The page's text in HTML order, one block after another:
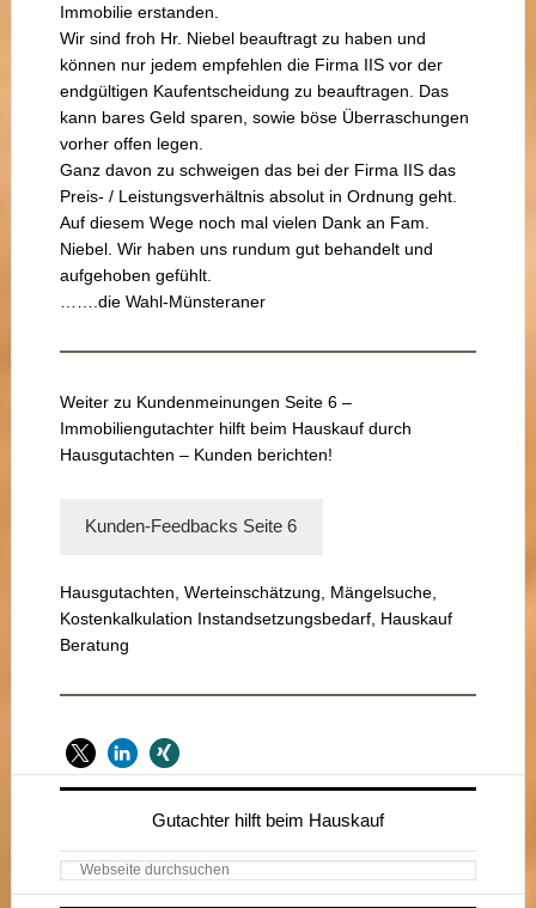
Immobilie erstanden.
Wir sind froh Hr. Niebel beauftragt zu haben und
können nur jedem empfehlen die Firma IIS vor der
endgültigen Kaufentscheidung zu beauftragen. Das
kann bares Geld sparen, sowie böse Überraschungen
vorher offen legen.
Ganz davon zu schweigen das bei der Firma IIS das
Preis- / Leistungsverhältnis absolut in Ordnung geht.
Auf diesem Wege noch mal vielen Dank an Fam.
Niebel. Wir haben uns rundum gut behandelt und
aufgehoben gefühlt.
…….die Wahl-Münsteraner
Weiter zu Kundenmeinungen Seite 6 –
Immobiliengutachter hilft beim Hauskauf durch
Hausgutachten – Kunden berichten!
Kunden-Feedbacks Seite 6
Hausgutachten, Werteinschätzung, Mängelsuche,
Kostenkalkulation Instandsetzungsbedarf, Hauskauf
Beratung
Seitenspalte
Gutachter hilft beim Hauskauf
Webseite
durchsuchen